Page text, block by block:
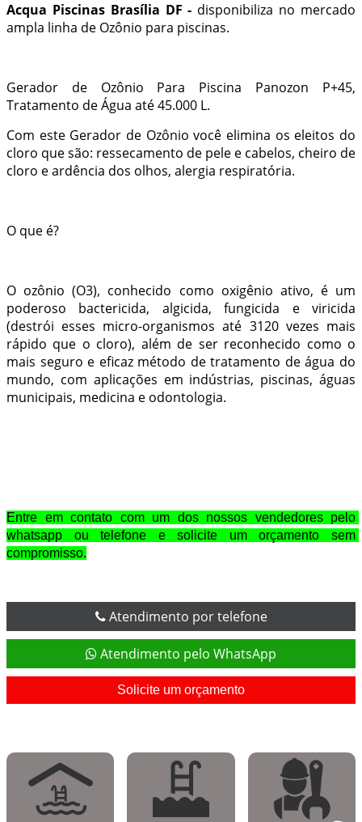
Acqua Piscinas Brasília DF - disponibiliza no mercado
ampla linha de Ozônio para piscinas.
Gerador de Ozônio Para Piscina Panozon P+45,
Tratamento de Água até 45.000 L.
Com este Gerador de Ozônio você elimina os eleitos do
cloro que são: ressecamento de pele e cabelos, cheiro de
cloro e ardência dos olhos, alergia respiratória.
O que é?
O ozônio (O3), conhecido como oxigênio ativo, é um
poderoso bactericida, algicida, fungicida e viricida
(destrói esses micro-organismos até 3120 vezes mais
rápido que o cloro), além de ser reconhecido como o
mais seguro e eficaz método de tratamento de água do
mundo, com aplicações em indústrias, piscinas, águas
municipais, medicina e odontologia.
Entre em contato com um dos nossos vendedores pelo
whatsapp ou telefone e solicite um orçamento sem
compromisso.
Atendimento por telefone
Atendimento pelo WhatsApp
Solicite um orçamento